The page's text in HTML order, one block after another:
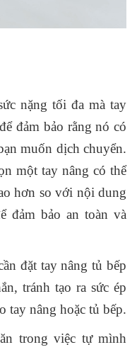
nặng tối đa mà tay
đảm bảo rằng nó có
muốn dịch chuyển.
một tay nâng có thể
hơn so với nội dung
đảm bảo an toàn và
đặt tay nâng tủ bếp
tránh tạo ra sức ép
tay nâng hoặc tủ bếp.
trong việc tự mình